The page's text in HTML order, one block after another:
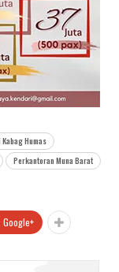
Humas
Perkantoran Muna Barat
Google+